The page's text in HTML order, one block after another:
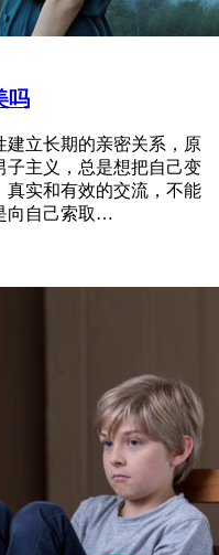
吗
建立长期的亲密关系，原
子主义，总是想把自己变
真实和有效的交流，不能
向自己索取…